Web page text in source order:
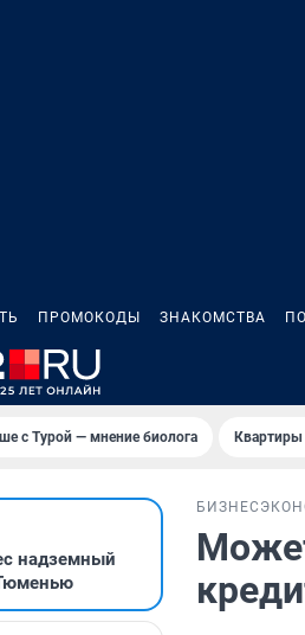
ПРОМОКОДЫ ЗНАКОМСТВА
с Турой — мнение биолога
надземный
БИЗНЕС